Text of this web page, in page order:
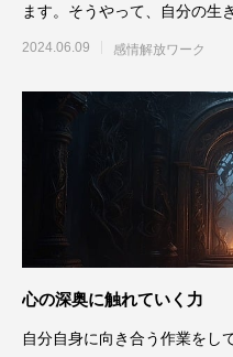
ます。そうやって、自分の生
ね。数分前までいた世界線
2024.06.09 感情解放ワーク
心の深奥に触れていく力
自分自身に向き合う作業をし